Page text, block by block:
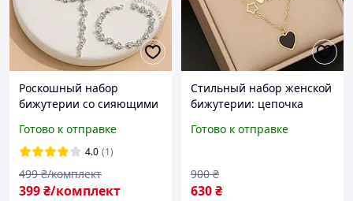
Роскошный набор
бижутерии со сияющими
серебристый
Готово к отправке
4.0 (1)
399₴/комплект
499 ₴/комплект
Стильный набор женской
бижутерии: цепочка
Готово к отправке
630₴
900 ₴